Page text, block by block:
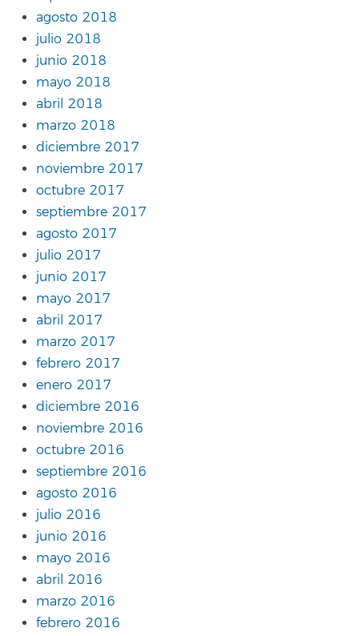
agosto 2018
julio 2018
junio 2018
mayo 2018
abril 2018
marzo 2018
diciembre 2017
noviembre 2017
octubre 2017
septiembre 2017
agosto 2017
julio 2017
junio 2017
mayo 2017
abril 2017
marzo 2017
febrero 2017
enero 2017
diciembre 2016
noviembre 2016
octubre 2016
septiembre 2016
agosto 2016
julio 2016
junio 2016
mayo 2016
abril 2016
marzo 2016
febrero 2016